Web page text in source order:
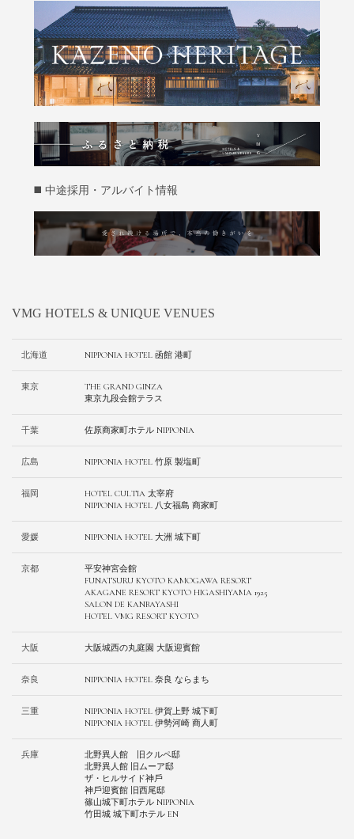
◼️ 中途採用・アルバイト情報
VMG HOTELS & UNIQUE VENUES
北海道 NIPPONIA HOTEL 函館 港町
東京
THE GRAND GINZA
東京九段会館テラス
千葉 佐原商家町ホテル NIPPONIA
広島 NIPPONIA HOTEL 竹原 製塩町
福岡
HOTEL CULTIA 太宰府
NIPPONIA HOTEL 八女福島 商家町
愛媛 NIPPONIA HOTEL 大洲 城下町
京都
平安神宮会館
FUNATSURU KYOTO KAMOGAWA RESORT
AKAGANE RESORT KYOTO HIGASHIYAMA 1925
SALON DE KANBAYASHI
HOTEL VMG RESORT KYOTO
大阪 ⼤阪城⻄の丸庭園 ⼤阪迎賓館
奈良 NIPPONIA HOTEL 奈良 ならまち
三重
NIPPONIA HOTEL 伊賀上野 城下町
NIPPONIA HOTEL 伊勢河崎 商人町
兵庫
北野異人館 旧クルペ邸
北野異人館 旧ムーア邸
ザ・ヒルサイド神⼾
神⼾迎賓館 旧⻄尾邸
篠⼭城下町ホテル NIPPONIA
⽵⽥城 城下町ホテル EN